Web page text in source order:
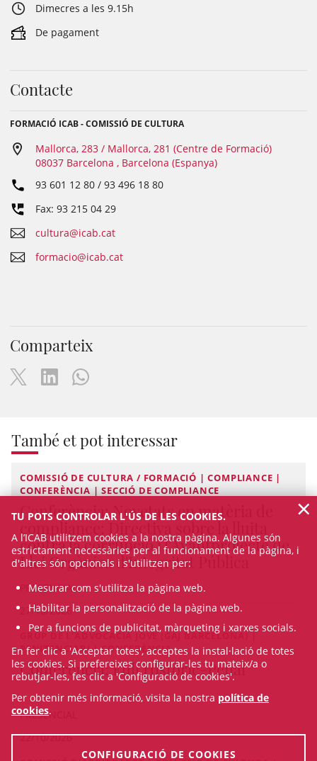
Dimecres a les 9.15h
De pagament
Contacte
FORMACIÓ ICAB - COMISSIÓ DE CULTURA
Mallorca, 283 / Mallorca, 281 (Centre de Formació)
08037 Barcelona , Barcelona (Espanya)
93 601 12 80 / 93 496 18 80
Fax: 93 215 04 29
cultura@icab.cat
formacio@icab.cat
Comparteix
També et pot interessar
COMISSIÓ DE CULTURA / FORMACIÓ | COMPLIANCE |
CONFERÈNCIA | SECCIÓ DE COMPLIANCE
Conferència: Novetats en matèria de
contra la corrupció i l'Avantprojecte de
Llei Orgànica d'Integritat Pública
PRESENCIAL
27/10/2026
GRUP DE L'ADVOCACIA JOVE (GAJ BARCELONA) |
PENITENCIARI | CONFERÈNCIA
Conferència: Full Històric-Penal
PRESENCIAL
22/10/2026
TU POTS CONTROLAR L'ÚS DE LES COOKIES.
A l’ICAB utilitzem cookies a la nostra pàgina. Algunes són
estrictament necessàries per al funcionament de la pàgina, i
d'altres són opcionals i s'utilitzen per:
Mesurar com s'utilitza la pàgina web.
Habilitar la personalització de la pàgina web.
Per a funcions de publicitat, màrqueting i xarxes socials.
En fer clic a 'Acceptar totes', acceptes la instal·lació de totes
les cookies. Si prefereixes configurar-les tu mateix/a o
rebutjar-les, fes clic a 'Configuració de cookies'.
Per obtenir més informació, visita la nostra política de
cookies.
CONFIGURACIÓ DE COOKIES
×